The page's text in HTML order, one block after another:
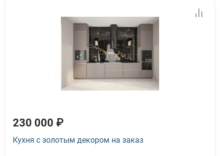
230 000 ₽
Кухня с золотым декором на заказ